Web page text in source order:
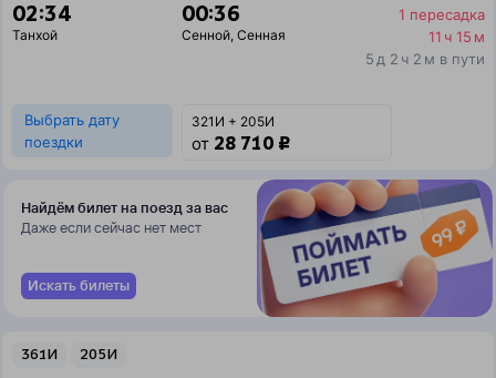
02:34
Танхой
00:36
Сенной, Сенная
1 пересадка
11 ч 15 м
5 д 2 ч 2 м в пути
Выбрать дату
поездки
321И + 205И
от 28 710 ₽
Найдём билет на поезд за вас
Даже если сейчас нет мест
Искать билеты
361И 205И